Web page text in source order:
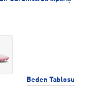
Beden Tablosu